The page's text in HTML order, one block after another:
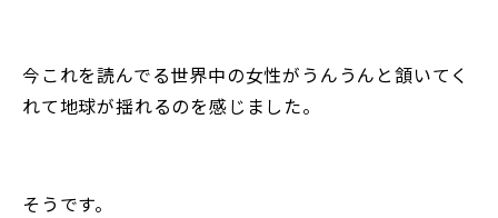
今これを読んでる世界中の女性がうんうんと頷いてく
れて地球が揺れるのを感じました。
そうです。